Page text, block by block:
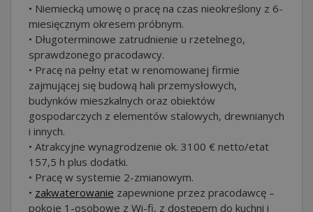
• Niemiecką umowę o pracę na czas nieokreślony z 6-
miesięcznym okresem próbnym.
• Długoterminowe zatrudnienie u rzetelnego,
sprawdzonego pracodawcy.
• Pracę na pełny etat w renomowanej firmie
zajmującej się budową hali przemysłowych,
budynków mieszkalnych oraz obiektów
gospodarczych z elementów stalowych, drewnianych
i innych.
• Atrakcyjne wynagrodzenie ok. 3100 € netto/etat
157,5 h plus dodatki.
• Pracę w systemie 2-zmianowym.
• zakwaterowanie zapewnione przez pracodawcę –
pokoje 1-osobowe z Wi-fi, z dostępem do kuchni i